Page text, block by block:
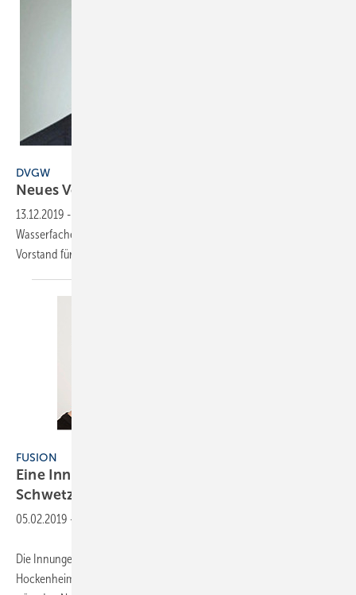
DVGW
NeuesVorstandsmitglied
13.12.2019 -
Wasserfaches (DVGW) hat Dr. Wolf Merkel als neuen hauptamtlichen
Vorstand für das Ressort Wasser des DVGW
FUSION
Eine Innung: Mannheim und
Schwetzingen-Hockenheim
05.02.2019 -
Die Innungen für Sanitär und Heizung Mannheim und Schwetzingen-
Hockenheim haben zum 1. Januar 2019 fusioniert. Die neue Innung